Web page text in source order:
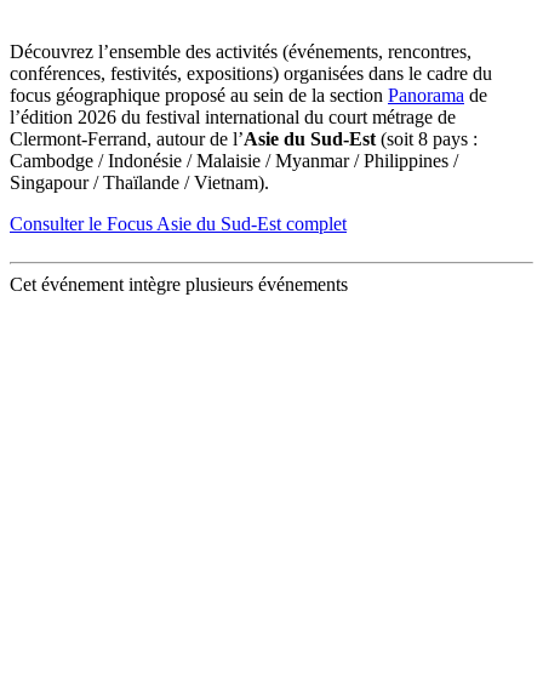
Découvrez l’ensemble des activités (événements, rencontres,
conférences, festivités, expositions) organisées dans le cadre du
focus géographique proposé au sein de la section Panorama de
l’édition 2026 du festival international du court métrage de
Clermont-Ferrand, autour de l’Asie du Sud-Est (soit 8 pays :
Cambodge / Indonésie / Malaisie / Myanmar / Philippines /
Singapour / Thaïlande / Vietnam).
Consulter le Focus Asie du Sud-Est complet
Cet événement intègre plusieurs événements